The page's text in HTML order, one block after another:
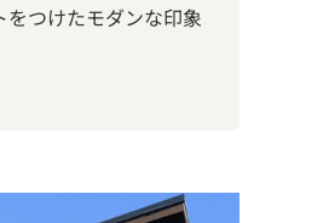
つけたモダンな印象